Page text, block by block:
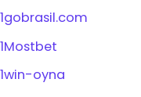
1gobrasil.com
1Mostbet
1win-oyna